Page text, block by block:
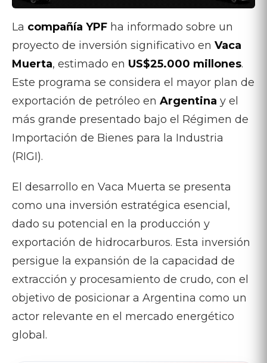
La compañía YPF ha informado sobre un
proyecto de inversión significativo en Vaca
Muerta, estimado en US$25.000 millones.
Este programa se considera el mayor plan de
exportación de petróleo en Argentina y el
más grande presentado bajo el Régimen de
Importación de Bienes para la Industria
(RIGI).
El desarrollo en Vaca Muerta se presenta
como una inversión estratégica esencial,
dado su potencial en la producción y
exportación de hidrocarburos. Esta inversión
persigue la expansión de la capacidad de
extracción y procesamiento de crudo, con el
objetivo de posicionar a Argentina como un
actor relevante en el mercado energético
global.